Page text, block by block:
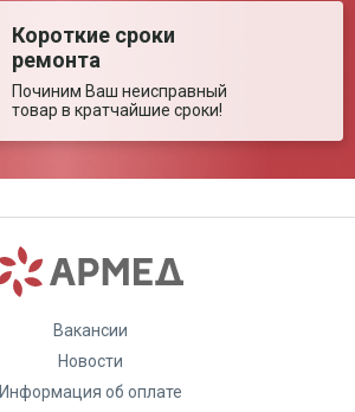
Короткие сроки
ремонта
Починим Ваш неисправный
товар в кратчайшие сроки!
Вакансии
Новости
Информация об оплате